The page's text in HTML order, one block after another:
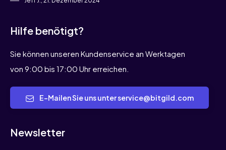
Hilfe benötigt?
Sie können unseren Kundenservice an Werktagen
von 9:00 bis 17:00 Uhr erreichen.
E-Mailen Sie uns unter service@bitgild.com
Newsletter